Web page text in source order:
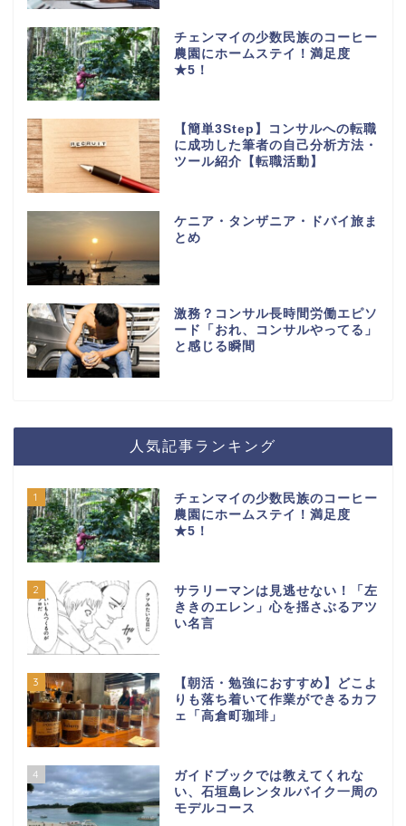
チェンマイの少数民族のコーヒー
農園にホームステイ！満足度
★5！
【簡単3Step】コンサルへの転職
に成功した筆者の自己分析方法・
ツール紹介【転職活動】
ケニア・タンザニア・ドバイ旅ま
とめ
激務？コンサル長時間労働エピソ
ード「おれ、コンサルやってる」
と感じる瞬間
人気記事ランキング
1
チェンマイの少数民族のコーヒー
農園にホームステイ！満足度
★5！
2
サラリーマンは見逃せない！「左
ききのエレン」心を揺さぶるアツ
い名言
3
【朝活・勉強におすすめ】どこよ
りも落ち着いて作業ができるカフ
ェ「高倉町珈琲」
4
ガイドブックでは教えてくれな
い、石垣島レンタルバイク一周の
モデルコース